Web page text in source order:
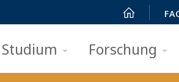
Studium Forschung